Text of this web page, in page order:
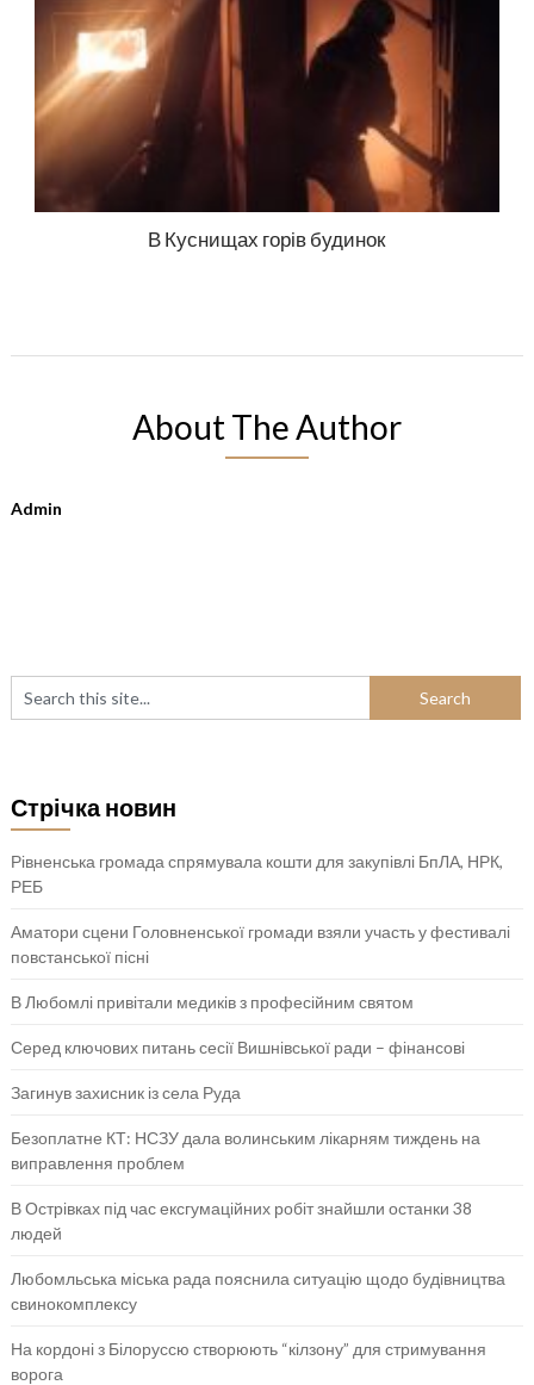
В Куснищах горів будинок
About The Author
Admin
Стрічка новин
Рівненська громада спрямувала кошти для закупівлі БпЛА, НРК,
РЕБ
Аматори сцени Головненської громади взяли участь у фестивалі
повстанської пісні
В Любомлі привітали медиків з професійним святом
Серед ключових питань сесії Вишнівської ради – фінансові
Загинув захисник із села Руда
Безоплатне КТ: НСЗУ дала волинським лікарням тиждень на
виправлення проблем
В Острівках під час ексгумаційних робіт знайшли останки 38
людей
Любомльська міська рада пояснила ситуацію щодо будівництва
свинокомплексу
На кордоні з Білоруссю створюють “кілзону” для стримування
ворога